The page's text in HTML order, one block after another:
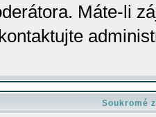
Máte-li
Soukromé